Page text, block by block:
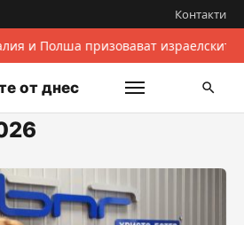
Контакти
и Полша призовават израелските
от днес